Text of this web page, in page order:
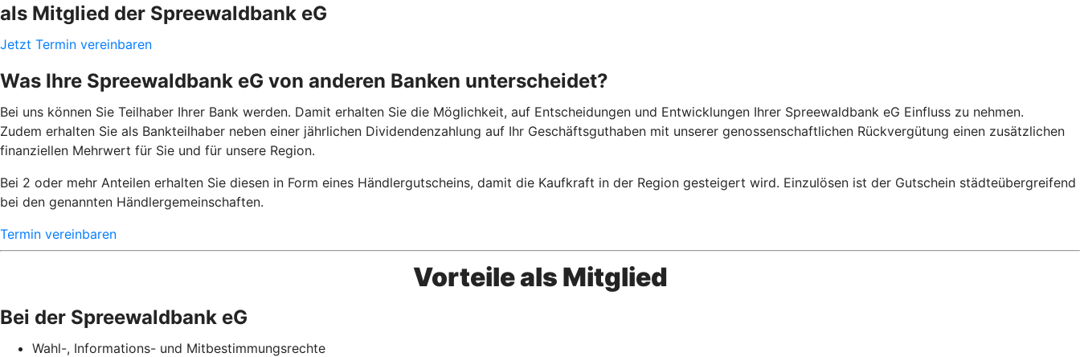
als Mitglied der Spreewaldbank eG
Jetzt Termin vereinbaren
Was Ihre Spreewaldbank eG von anderen Banken unterscheidet?
Bei uns können Sie Teilhaber Ihrer Bank werden. Damit erhalten Sie die Möglichkeit, auf Entscheidungen und Entwicklungen Ihrer Spreewaldbank eG Einfluss zu nehmen.
Zudem erhalten Sie als Bankteilhaber neben einer jährlichen Dividendenzahlung auf Ihr Geschäftsguthaben mit unserer genossenschaftlichen Rückvergütung einen zusätzlichen
finanziellen Mehrwert für Sie und für unsere Region.
Bei 2 oder mehr Anteilen erhalten Sie diesen in Form eines Händlergutscheins, damit die Kaufkraft in der Region gesteigert wird. Einzulösen ist der Gutschein städteübergreifend
bei den genannten Händlergemeinschaften.
Termin vereinbaren
Vorteile als Mitglied
Bei der Spreewaldbank eG
Wahl-, Informations- und Mitbestimmungsrechte